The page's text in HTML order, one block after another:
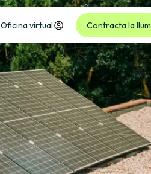
Oficina virtual Contracta la llum